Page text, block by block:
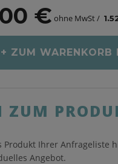
€ ohne MwSt /
ZUM WARENKORB
ZUM
Produkt Ihrer Anfrageliste
Angebot.